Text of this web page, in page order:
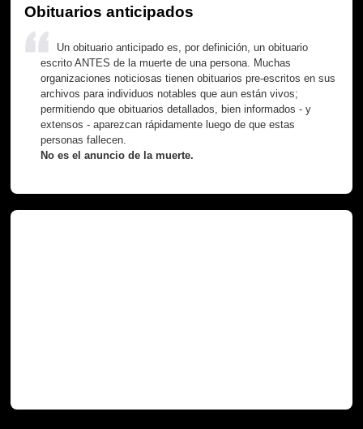
Obituarios anticipados
Un obituario anticipado es, por definición, un obituario
escrito ANTES de la muerte de una persona. Muchas
organizaciones noticiosas tienen obituarios pre-escritos en sus
archivos para individuos notables que aun están vivos;
permitiendo que obituarios detallados, bien informados - y
extensos - aparezcan rápidamente luego de que estas
personas fallecen.
No es el anuncio de la muerte.